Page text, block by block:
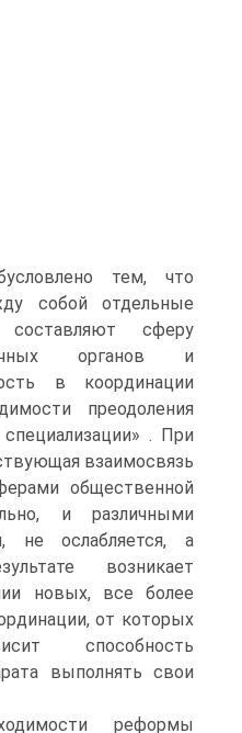
тем, что
собой отдельные
составляют сферу
органов и
в координации
преодоления
. При
взаимосвязь
общественной
и различными
не ослабляется, а
возникает
новых, все более
от которых
способность
выполнять свои
реформы